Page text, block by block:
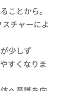
ことから。
チャーによ
少しず
すくなりま